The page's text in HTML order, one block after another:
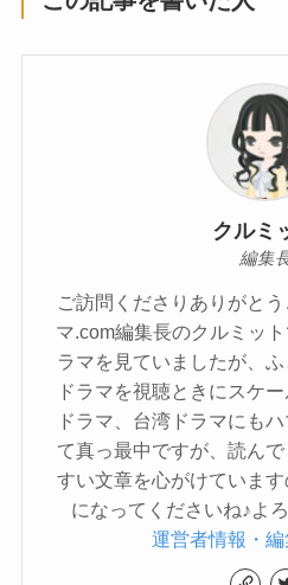
クルミ
編集
ご訪問くださりありがと
マ.com編集長のクルミッ
ラマを見ていましたが、
ドラマを視聴ときにスケ
ドラマ、台湾ドラマにも
て真っ最中ですが、読ん
すい文章を心がけていま
になってくださいね♪よ
運営者情報・